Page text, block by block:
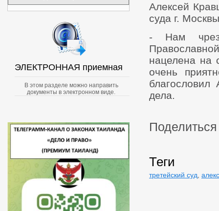
ЭЛЕКТРОННАЯ приемная
В этом разделе можно направить
документы в электронном виде.
Алексей
суда г.
- Нам
нацелена на
очень
благословил
дела.
Теги
третейский суд